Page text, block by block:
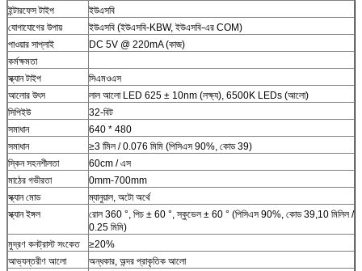
ইন্টারফেস টাইপ
ইউএসবি
যোগাযোগের উপায়
ইউএসবি (ইউএসবি-KBW, ইউএসবি-এর COM)
পাওয়ার সাপ্লাই
DC 5V @ 220mA (কাজ)
কর্মক্ষমতা
স্ক্যান টাইপ
সিএমওএস
আলোর উৎস
লাল আলো LED 625 ± 10nm (লক্ষ্য), 6500K LEDs (আলো)
সিপিইউ
32-বিট
সমাধান
640 * 480
সমাধান
≥3 মিিল / 0.076 মিমি (পিসিএস 90%, কোড 39)
স্কিন সহনশীলতা
60cm / এস
মাঠের গভীরতা
0mm-700mm
স্ক্যান মোড
ম্যানুয়াল, অটো অর্থে
স্ক্যান ইঙ্গল
রোল 360 °, পিচ ± 60 °, স্কুভেল ± 60 ° (পিসিএস 90%, কোড 39,10 মিলিল /
0.25 মিমি)
মুদ্রণ কনট্রাস্ট সংকেত
≥20%
আভ্যন্তরীণ আলো
অন্ধকার, অন্দর প্রাকৃতিক আলো